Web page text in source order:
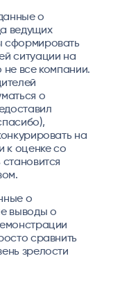
о
ведущих
сформировать
ситуации на
не все компании.
о
на
к оценке со
о
выводы о
сравнить
зрелости